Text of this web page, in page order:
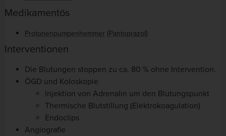
Medikamentös
Protonenpumpenhemmer (Pantoprazol)
Interventionen
Die Blutungen stoppen zu ca. 80 % ohne Intervention.
ÖGD und Koloskopie
Injektion von Adrenalin um den Blutungspunkt
Thermische Blutstillung (Elektrokoagulation)
Endoclips
Angiografie